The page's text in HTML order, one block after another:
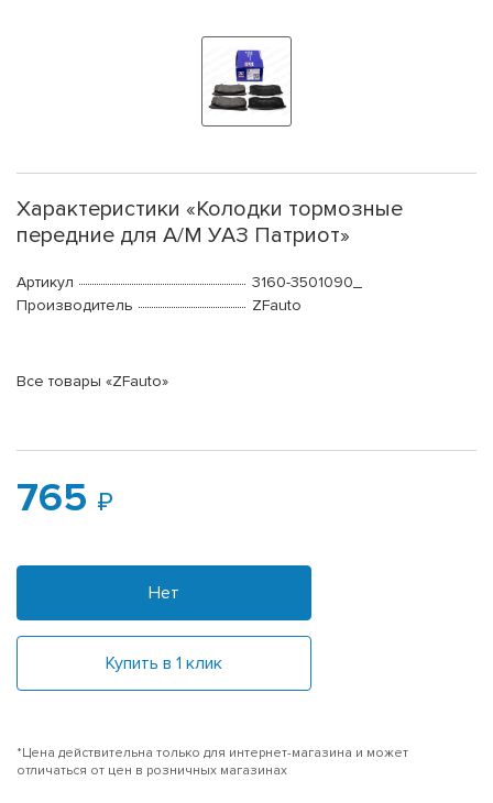
Характеристики «Колодки тормозные
передние для А/М УАЗ Патриот»
Артикул
3160-3501090_
Производитель
ZFauto
Все товары «ZFauto»
765
Нет
Купить в 1 клик
*Цена действительна только для интернет-магазина и может
отличаться от цен в розничных магазинах